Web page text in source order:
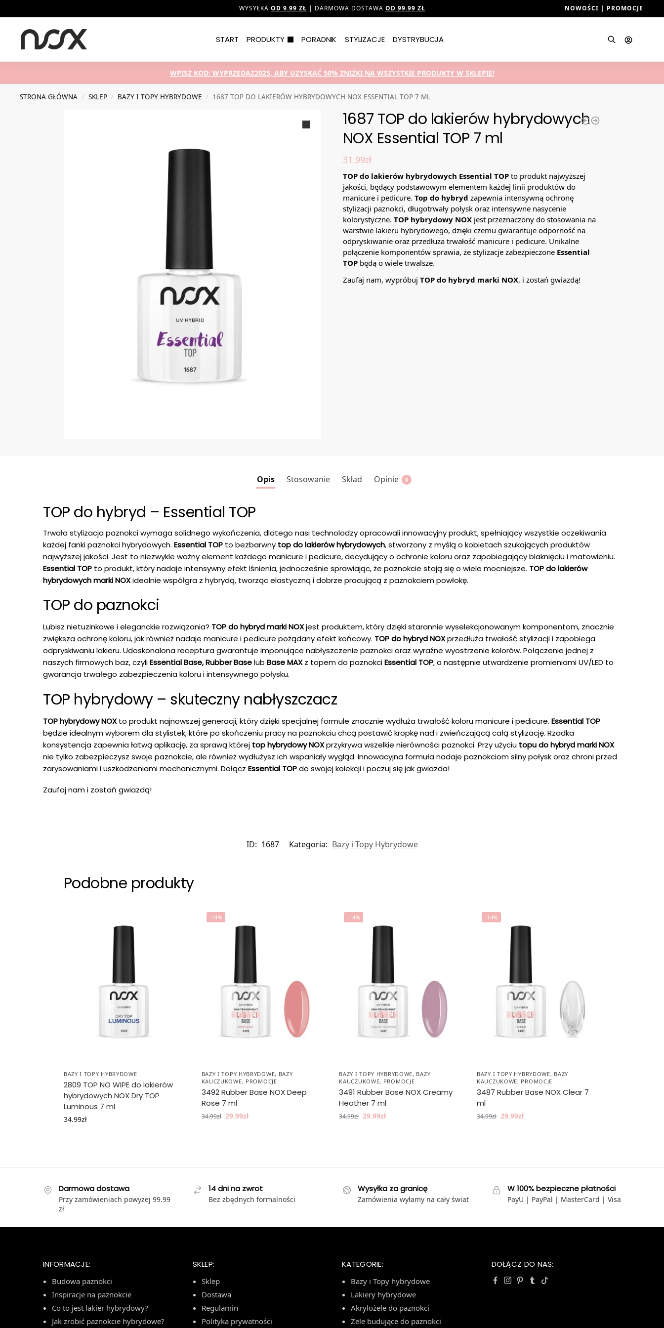
WYSYŁKA OD 9.99 ZŁ | DARMOWA DOSTAWA OD 99.99 ZŁ NOWOŚCI | PROMOCJE
START PRODUKTY PORADNIK STYLIZACJE DYSTRYBUCJA
Nowości
WPISZ KOD: WYPRZEDAZ2025, ABY UZYSKAĆ 50% ZNIŻKI NA WSZYSTKIE PRODUKTY W SKLEPIE!
STRONA GŁÓWNA / SKLEP / BAZY I TOPY HYBRYDOWE / 1687 TOP DO LAKIERÓW HYBRYDOWYCH NOX ESSENTIAL TOP 7 ML
1687 TOP do lakierów hybrydowych
NOX Essential TOP 7 ml
31.99zł
TOP do lakierów hybrydowych Essential TOPto produkt najwyższej
jakości, będący podstawowym elementem każdej linii produktów do
manicure i pedicure. Top do hybryd zapewnia intensywną ochronę
stylizacji paznokci, długotrwały połysk oraz intensywne nasycenie
kolorystyczne. TOP hybrydowy NOXjest przeznaczony do stosowania na
warstwie lakieru hybrydowego, dzięki czemu gwarantuje odporność na
odpryskiwanie oraz przedłuża trwałość manicure i pedicure. Unikalne
połączenie komponentów sprawia, że stylizacje zabezpieczone Essential
TOPbędą o wiele trwalsze.
Zaufaj nam, wypróbuj TOP do hybryd marki NOX, i zostań gwiazdą!
Opis Stosowanie Skład Opinie 0
TOP do hybryd – Essential TOP
Trwała stylizacja paznokci wymaga solidnego wykończenia, dlatego nasi technolodzy opracowali innowacyjny produkt, spełniający wszystkie oczekiwania
każdej fanki paznokci hybrydowych.Essential TOP to bezbarwny top do lakierów hybrydowych, stworzony z myślą o kobietach szukających produktów
najwyższej jakości. Jest to niezwykle ważny element każdego manicure i pedicure, decydujący o ochronie koloru oraz zapobiegający blaknięciu i matowieniu.
Essential TOP to produkt, który nadaje intensywny efekt lśnienia, jednocześnie sprawiając, że paznokcie stają się o wiele mocniejsze. TOP do lakierów
hybrydowych marki NOXidealnie współgra z hybrydą, tworząc elastyczną i dobrze pracującą z paznokciem powłokę.
TOP do paznokci
Lubisz nietuzinkowe i eleganckie rozwiązania? TOP do hybryd marki NOXjest produktem, który dzięki starannie wyselekcjonowanym komponentom, znacznie
zwiększa ochronę koloru, jak również nadaje manicure i pedicure pożądany efekt końcowy. TOP do hybryd NOXprzedłuża trwałość stylizacji i zapobiega
odpryskiwaniu lakieru. Udoskonalona receptura gwarantuje imponujące nabłyszczenie paznokci oraz wyraźne wyostrzenie kolorów. Połączenie jednej z
naszych firmowych baz, czyliEssential Base, Rubber BaselubBase MAXz topem do paznokciEssential TOP, a następnie utwardzenie promieniami UV/LED to
gwarancja trwałego zabezpieczenia koloru i intensywnego połysku.
TOP hybrydowy – skuteczny nabłyszczacz
TOP hybrydowy NOXto produkt najnowszej generacji, który dzięki specjalnej formule znacznie wydłuża trwałość koloru manicure i pedicure.Essential TOP
będzie idealnym wyborem dla stylistek, które po skończeniu pracy na paznokciu chcą postawić kropkę nad i zwieńczającą całą stylizację. Rzadka
konsystencja zapewnia łatwą aplikację, za sprawą której top hybrydowy NOXprzykrywa wszelkie nierówności paznokci. Przy użyciu topu do hybryd marki NOX
nie tylko zabezpieczysz swoje paznokcie, ale również wydłużysz ich wspaniały wygląd. Innowacyjna formuła nadaje paznokciom silny połysk oraz chroni przed
zarysowaniami i uszkodzeniami mechanicznymi. DołączEssential TOPdo swojej kolekcji i poczuj się jak gwiazda!
Zaufaj nam i zostań gwiazdą!
ID: 1687 Kategoria: Bazy i Topy Hybrydowe
Podobne produkty
BAZY I TOPY HYBRYDOWE
2809 TOP NO WIPE do lakierów
hybrydowych NOX Dry TOP
Luminous 7 ml
34.99zł
-14%
BAZY I TOPY HYBRYDOWE, BAZY
KAUCZUKOWE, PROMOCJE
3492 Rubber Base NOX Deep
Rose 7 ml
34.99zł 29.99zł
-14%
BAZY I TOPY HYBRYDOWE, BAZY
KAUCZUKOWE, PROMOCJE
3491 Rubber Base NOX Creamy
Heather 7 ml
34.99zł 29.99zł
-14%
BAZY I TOPY HYBRYDOWE, BAZY
KAUCZUKOWE, PROMOCJE
3487 Rubber Base NOX Clear 7
ml
34.99zł 29.99zł
Darmowa dostawa
Przy zamówieniach powyżej 99.99
zł
14 dni na zwrot
Bez zbędnych formalności
Wysyłka za granicę
Zamówienia wyłamy na cały świat
W 100% bezpieczne płatności
PayU | PayPal | MasterCard | Visa
INFORMACJE:
Budowa paznokci
Inspiracje na paznokcie
Co to jest lakier hybrydowy?
Jak zrobić paznokcie hybrydowe?
SKLEP:
Sklep
Dostawa
Regulamin
Polityka prywatności
KATEGORIE:
Bazy i Topy hybrydowe
Lakiery hybrydowe
Akrylożele do paznokci
Żele budujące do paznokci
DOŁĄCZ DO NAS: